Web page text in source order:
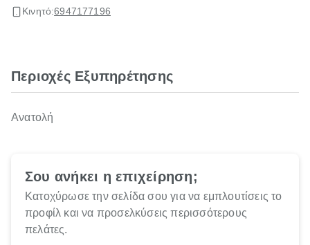
Κινητό:6947177196
Περιοχές Εξυπηρέτησης
Ανατολή
Σου ανήκει η επιχείρηση;
Κατοχύρωσε την σελίδα σου για να εμπλουτίσεις το
προφίλ και να προσελκύσεις περισσότερους
πελάτες.